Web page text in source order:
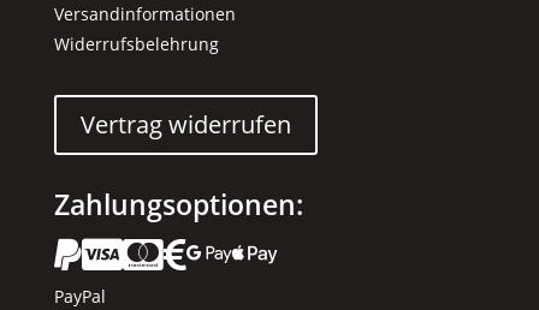
Versandinformationen
Widerrufsbelehrung
Vertrag widerrufen
Zahlungsoptionen:
 
PayPal